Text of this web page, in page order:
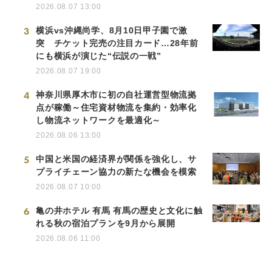
2026.08.07 13:00
3
横浜vs沖縄尚学、8月10日甲子園で激
突 チケット完売の注目カード…28年前
にも横浜が演じた“伝説の一戦”
2026.08.07 19:00
4
神奈川県厚木市に初の自社運営型物流拠
点が稼働～住宅資材物流を集約・効率化
し物流ネットワークを最適化～
2026.08.06 13:00
5
中国と米国の経済界が関係を強化し、サ
プライチェーン協力の新たな機会を模索
2026.08.07 10:00
6
亀の井ホテル 有馬 有馬の歴史と文化に触
れる秋の宿泊プランを9月から展開
2026.08.06 11:00